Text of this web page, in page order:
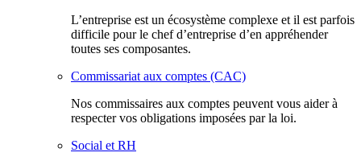
L’entreprise est un écosystème complexe et il est parfois
difficile pour le chef d’entreprise d’en appréhender
toutes ses composantes.
Commissariat aux comptes (CAC)
Nos commissaires aux comptes peuvent vous aider à
respecter vos obligations imposées par la loi.
Social et RH